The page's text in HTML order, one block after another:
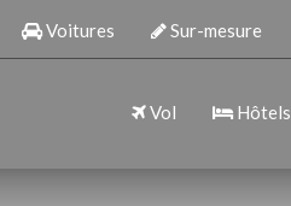
Voitures Sur-mesure
Vol Hôtels